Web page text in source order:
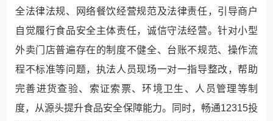
全法律法规、网络餐饮经营规范及法律责任，引导商户
自觉履行食品安全主体责任，诚信守法经营。针对小型
外卖门店普遍存在的制度不健全、台账不规范、操作流
程不标准等问题，执法人员现场一对一指导整改，帮助
完善进货查验、索证索票、环境卫生、人员管理等制
度，从源头提升食品安全保障能力。同时，畅通12315投